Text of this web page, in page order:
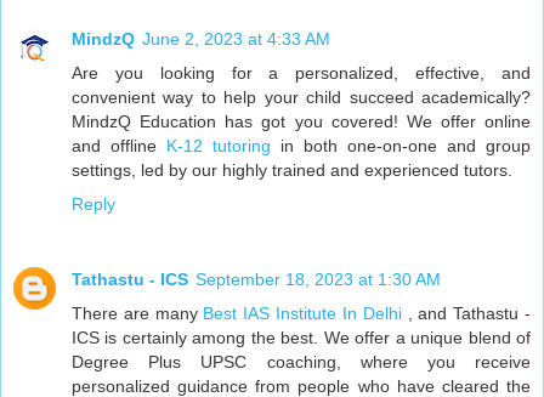
MindzQ June 2, 2023 at 4:33 AM
Are you looking for a personalized, effective, and
convenient way to help your child succeed academically?
MindzQ Education has got you covered! We offer online
and offline K-12 tutoring in both one-on-one and group
settings, led by our highly trained and experienced tutors.
Reply
Tathastu - ICS September 18, 2023 at 1:30 AM
There are many Best IAS Institute In Delhi, and Tathastu -
ICS is certainly among the best. We offer a unique blend of
Degree Plus UPSC coaching, where you receive
personalized guidance from people who have cleared the